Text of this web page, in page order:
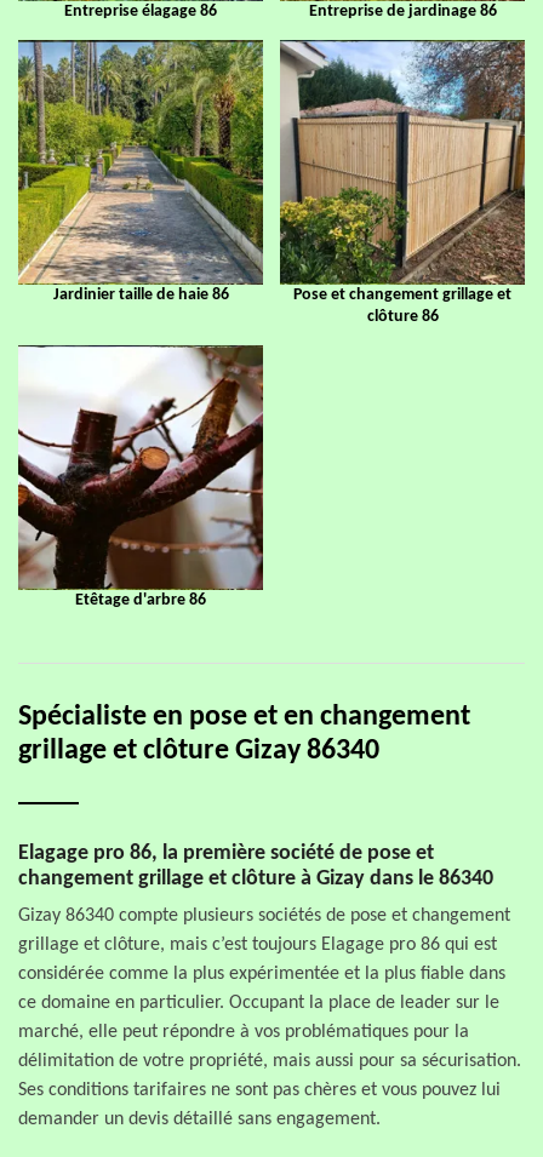
Entreprise élagage 86 Entreprise de jardinage 86
Jardinier taille de haie 86
Pose et changement grillage et
clôture 86
Etêtage d'arbre 86
Spécialiste en pose et en changement
grillage et clôture Gizay 86340
Elagage pro 86, la première société de pose et
changement grillage et clôture à Gizay dans le 86340
Gizay 86340 compte plusieurs sociétés de pose et changement
grillage et clôture, mais c’est toujours Elagage pro 86 qui est
considérée comme la plus expérimentée et la plus fiable dans
ce domaine en particulier. Occupant la place de leader sur le
marché, elle peut répondre à vos problématiques pour la
délimitation de votre propriété, mais aussi pour sa sécurisation.
Ses conditions tarifaires ne sont pas chères et vous pouvez lui
demander un devis détaillé sans engagement.